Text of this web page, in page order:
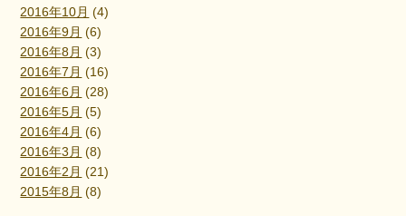
2016年10月 (4)
2016年9月 (6)
2016年8月 (3)
2016年7月 (16)
2016年6月 (28)
2016年5月 (5)
2016年4月 (6)
2016年3月 (8)
2016年2月 (21)
2015年8月 (8)